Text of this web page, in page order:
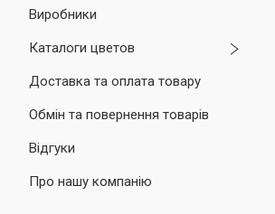
Виробники
Каталоги цветов
Доставка та оплата товару
Обмін та повернення товарів
Відгуки
Про нашу компанію